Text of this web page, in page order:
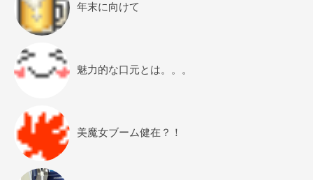
年末に向けて
魅力的な口元とは。。。
美魔女ブーム健在？！